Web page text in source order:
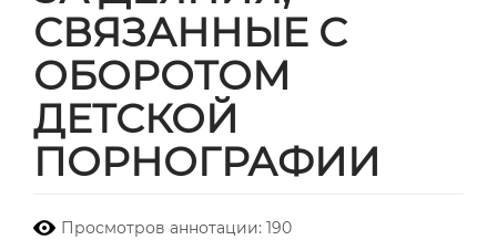
СВЯЗАННЫЕ С
ОБОРОТОМ
ДЕТСКОЙ
ПОРНОГРАФИИ
Просмотров аннотации: 190